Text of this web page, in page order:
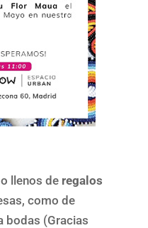
llenos deregalos
como de
bodas (Gracias